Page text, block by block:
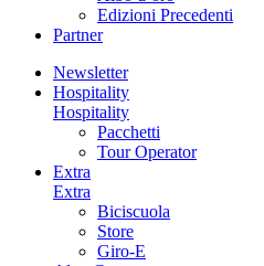
Edizioni Precedenti
Partner
Newsletter
Hospitality
Hospitality
Pacchetti
Tour Operator
Extra
Extra
Biciscuola
Store
Giro-E